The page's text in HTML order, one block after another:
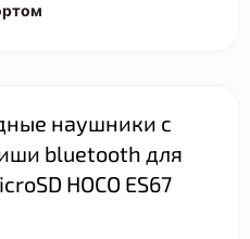
наушники с
bluetooth для
HOCO ES67